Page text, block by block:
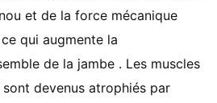
et de la force mécanique
qui augmente la
de la jambe . Les muscles
devenus atrophiés par